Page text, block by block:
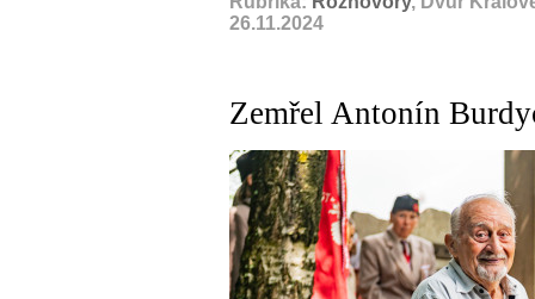
26.11.2024
Zemřel Antonín